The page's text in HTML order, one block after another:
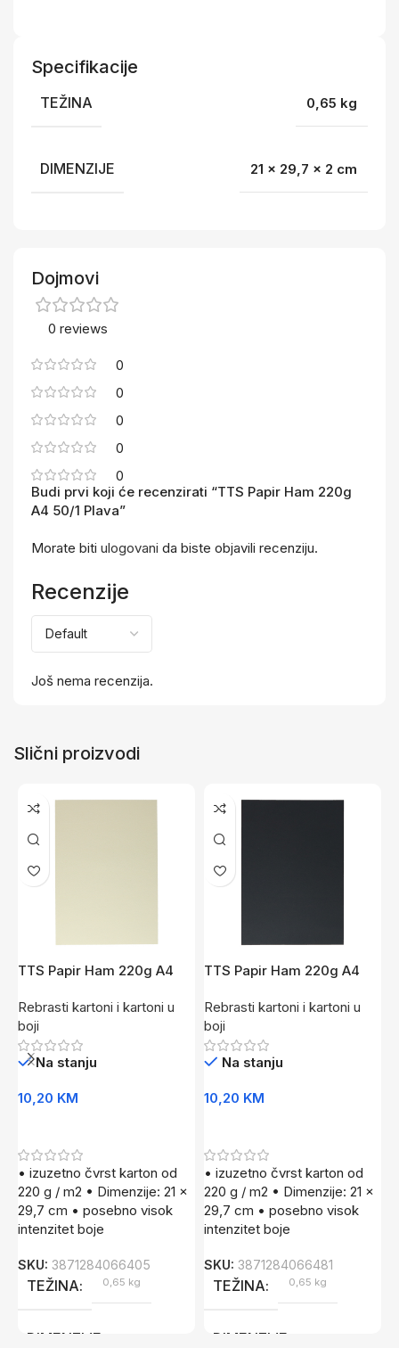
Specifikacije
TEŽINA 0,65 kg
DIMENZIJE 21 × 29,7 × 2 cm
Dojmovi
0 reviews
0
0
0
0
0
Recenzije
Još nema recenzija.
Budi prvi koji će recenzirati “TTS Papir Ham 220g
A4 50/1 Plava”
Morate biti ulogovani da biste objavili recenziju.
Slični proizvodi
TTS Papir Ham 220g A4
Rebrasti kartoni i kartoni u
boji
Na stanju
10,20 KM
• izuzetno čvrst karton od
220 g / m2 • Dimenzije: 21 x
29,7 cm • posebno visok
intenzitet boje
SKU: 3871284066405
TEŽINA 0,65 kg
DIMENZIJE
TTS Papir Ham 220g A4
Rebrasti kartoni i kartoni u
boji
Na stanju
10,20 KM
• izuzetno čvrst karton od
220 g / m2 • Dimenzije: 21 x
29,7 cm • posebno visok
intenzitet boje
SKU: 3871284066481
TEŽINA 0,65 kg
DIMENZIJE